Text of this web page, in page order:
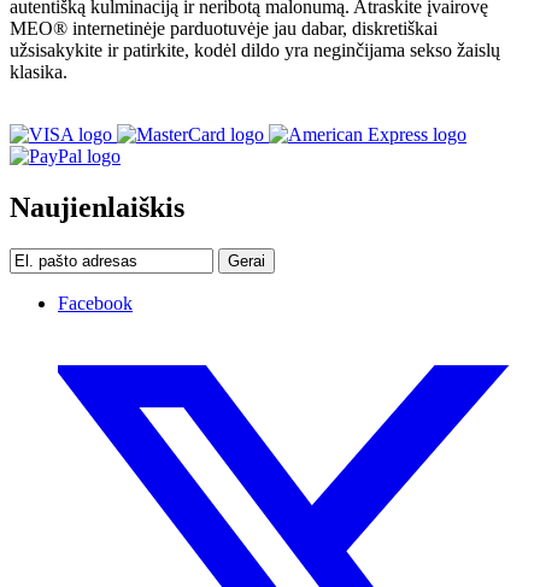
autentišką kulminaciją ir neribotą malonumą. Atraskite įvairovę
MEO® internetinėje parduotuvėje jau dabar, diskretiškai
užsisakykite ir patirkite, kodėl dildo yra neginčijama sekso žaislų
klasika.
Naujienlaiškis
Gerai
Facebook